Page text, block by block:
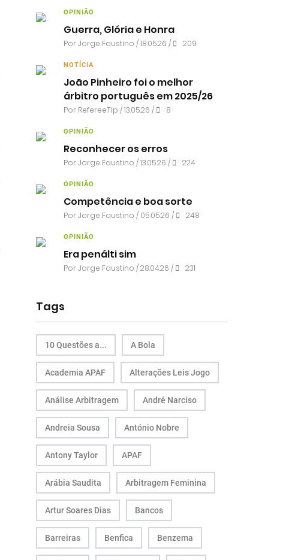
OPINIÃO
Guerra, Glória e Honra
PorJorge Faustino / 18.05.26 / 209
NOTÍCIA
João Pinheiro foi o melhor
árbitro português em 2025/26
Por RefereeTip / 13.05.26 / 8
OPINIÃO
Reconhecer os erros
PorJorge Faustino / 13.05.26 / 224
OPINIÃO
Competência e boa sorte
PorJorge Faustino / 05.05.26 / 248
OPINIÃO
Era penálti sim
PorJorge Faustino / 28.04.26 / 231
Tags
10 Questões a... A Bola
Academia APAF Alterações Leis Jogo
Análise Arbitragem André Narciso
Andreia Sousa António Nobre
Antony Taylor APAF
Arábia Saudita Arbitragem Feminina
Artur Soares Dias Bancos
Barreiras Benfica Benzema